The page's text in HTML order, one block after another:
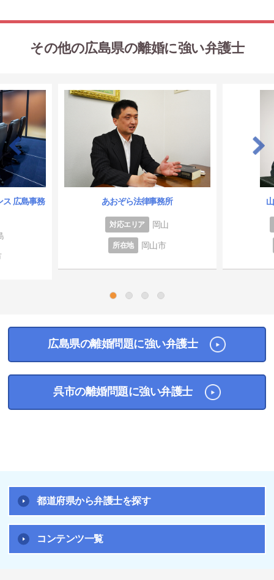
その他の広島県の離婚に強い弁護士
ス 広島事務 あおぞら法律事務所
対応エリア 岡山
所在地 岡山市
広島県の離婚問題に強い弁護士
呉市の離婚問題に強い弁護士
都道府県から弁護士を探す
コンテンツ一覧